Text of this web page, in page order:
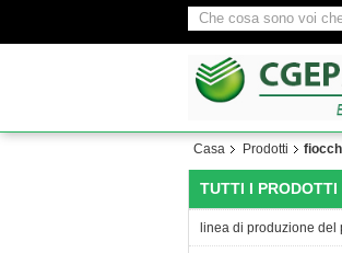
Casa Prodotti
TUTTI I PRODOTTI
linea di produzione del